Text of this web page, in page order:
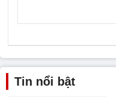
Tin nổi bật